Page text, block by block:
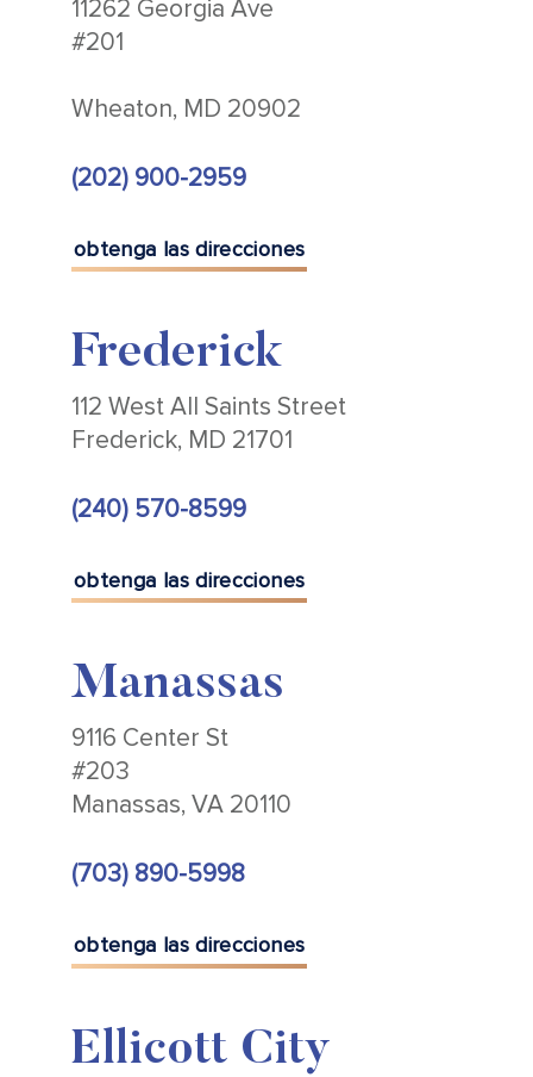
11262 Georgia Ave
#201
Wheaton, MD 20902
(202) 900-2959
obtenga las direcciones
Frederick
112 West All Saints Street
Frederick, MD 21701
(240) 570-8599
obtenga las direcciones
Manassas
9116 Center St
#203
Manassas, VA 20110
(703) 890-5998
obtenga las direcciones
Ellicott City